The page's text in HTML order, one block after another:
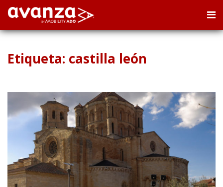
Etiqueta: castilla león